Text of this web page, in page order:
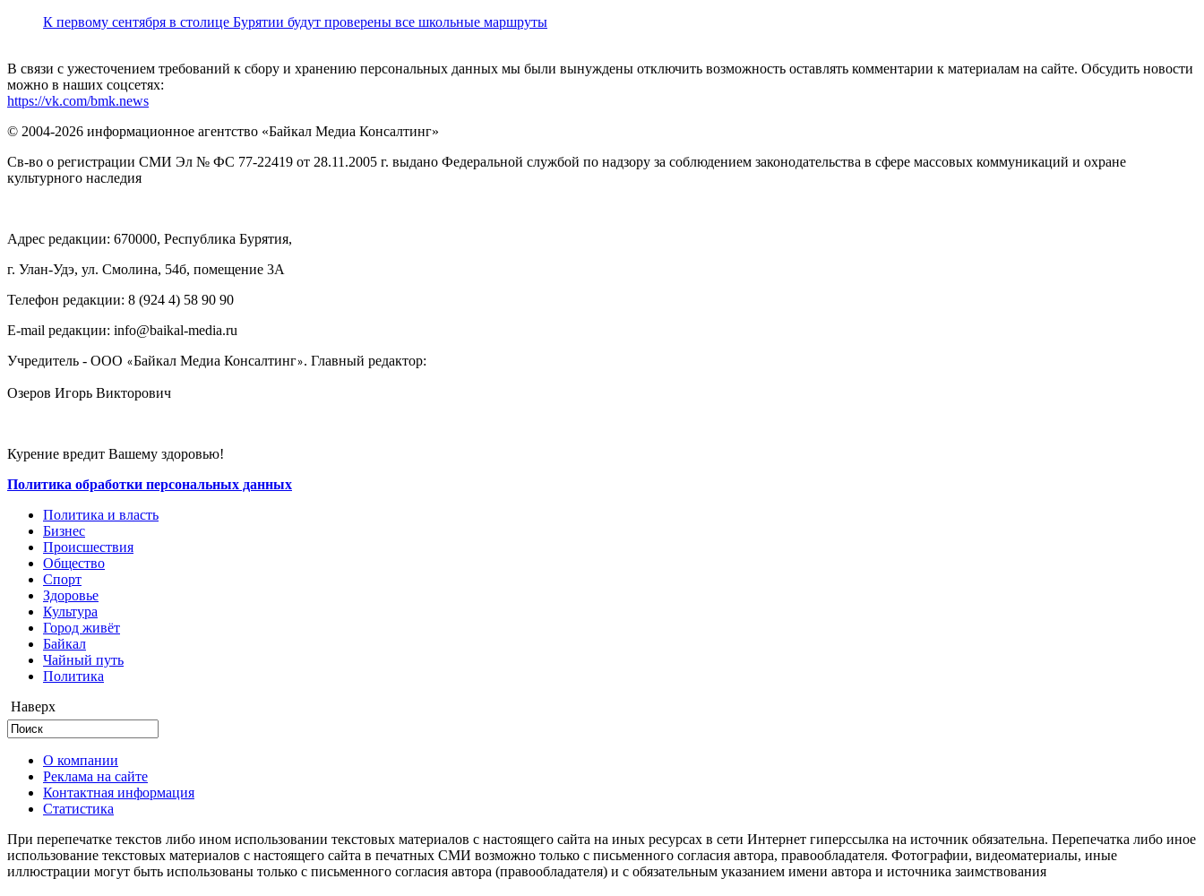
К первому сентября в столице Бурятии будут проверены все школьные маршруты
В связи с ужесточением требований к сбору и хранению персональных данных мы были вынуждены отключить возможность оставлять комментарии к материалам на сайте. Обсудить новости
можно в наших соцсетях:
https://vk.com/bmk.news
© 2004-2026 информационное агентство «Байкал Медиа Консалтинг»
Св-во о регистрации СМИ Эл № ФС 77-22419 от 28.11.2005 г. выдано Федеральной службой по надзору за соблюдением законодательства в сфере массовых коммуникаций и охране
культурного наследия
Адрес редакции: 670000, Республика Бурятия,
г. Улан-Удэ, ул. Смолина, 54б, помещение 3А
Телефон редакции: ‎‎8 (924 4) 58 90 90
E-mail редакции: info@baikal-media.ru
Учредитель - ООО «Байкал Медиа Консалтинг». Главный редактор:
Озеров Игорь Викторович
Курение вредит Вашему здоровью!
Политика обработки персональных данных
Политика и власть
Бизнес
Происшествия
Общество
Cпорт
Здоровье
Культура
Город живёт
Байкал
Чайный путь
Политика
Наверх
О компании
Реклама на сайте
Контактная информация
Статистика
При перепечатке текстов либо ином использовании текстовых материалов с настоящего сайта на иных ресурсах в сети Интернет гиперссылка на источник обязательна. Перепечатка либо иное
использование текстовых материалов с настоящего сайта в печатных СМИ возможно только с письменного согласия автора, правообладателя. Фотографии, видеоматериалы, иные
иллюстрации могут быть использованы только с письменного согласия автора (правообладателя) и с обязательным указанием имени автора и источника заимствования